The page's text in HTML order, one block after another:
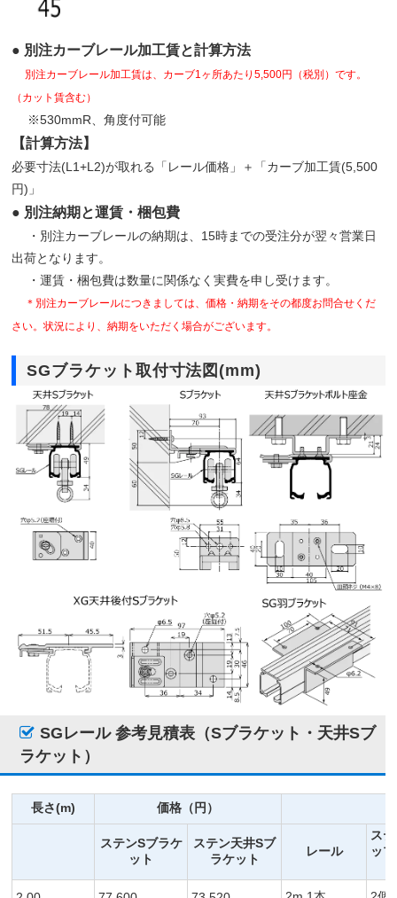
● 別注カーブレール加工賃と計算方法
別注カーブレール加工賃は、カーブ1ヶ所あたり5,500円（税別）です。
（カット賃含む）
※530mmR、角度付可能
【計算方法】
必要寸法(L1+L2)が取れる「レール価格」＋「カーブ加工賃(5,500
円)」
● 別注納期と運賃・梱包費
・別注カーブレールの納期は、15時までの受注分が翌々営業日
出荷となります。
・運賃・梱包費は数量に関係なく実費を申し受けます。
＊別注カーブレールにつきましては、価格・納期をその都度お問合せくだ
さい。状況により、納期をいただく場合がございます。
SGブラケット取付寸法図(mm)
SGレール 参考見積表（Sブラケット・天井Sブ
ラケット）
長さ(m) 価格（円）
ステンSブラケ
ット
ステン天井Sブ
ラケット
レール
ス
ッ